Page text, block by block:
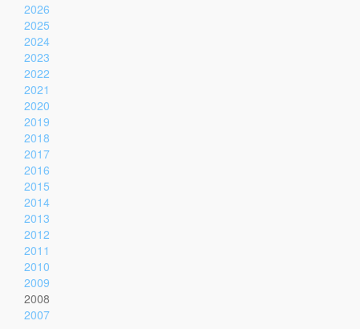
2026
2025
2024
2023
2022
2021
2020
2019
2018
2017
2016
2015
2014
2013
2012
2011
2010
2009
2008
2007